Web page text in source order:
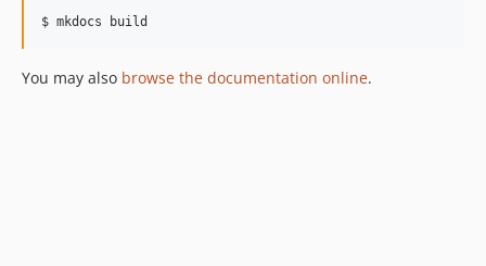
$ mkdocs build
You may also browse the documentation online.